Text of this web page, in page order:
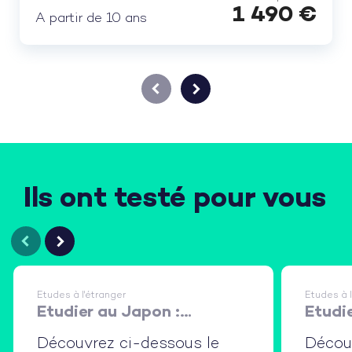
A partir de 10 ans 1 490 €
Ils ont testé pour vous
Etudes à l'étranger
Etudier au Japon :
immersion en lycée et en
Découvrez ci-dessous le
Etudes à